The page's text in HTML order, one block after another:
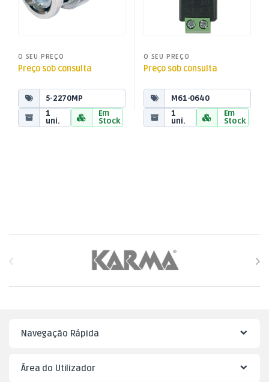
O SEU PREÇO
Preço sob consulta
5-2270MP
1
uni.
Em
Stock
O SEU PREÇO
Preço sob consulta
M61-0640
1
uni.
Em
Stock
Brands Carousel
Navegação Rápida
Área do Utilizador